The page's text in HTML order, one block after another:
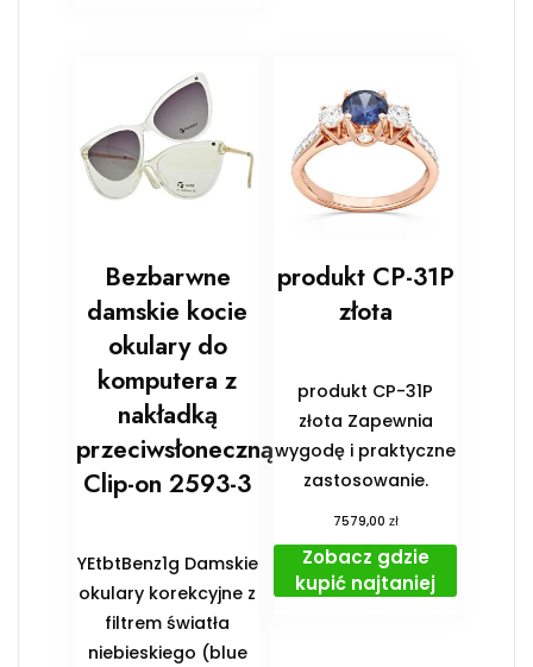
Bezbarwne
damskie kocie
okulary do
komputera z
nakładką
przeciwsłoneczną
Clip-on 2593-3
YEtbtBenz1g Damskie
okulary korekcyjne z
filtrem światła
niebieskiego (blue
produkt CP-31P
złota
produkt CP-31P
złota Zapewnia
wygodę i praktyczne
zastosowanie.
7579,00 zł
Zobacz gdzie
kupić najtaniej